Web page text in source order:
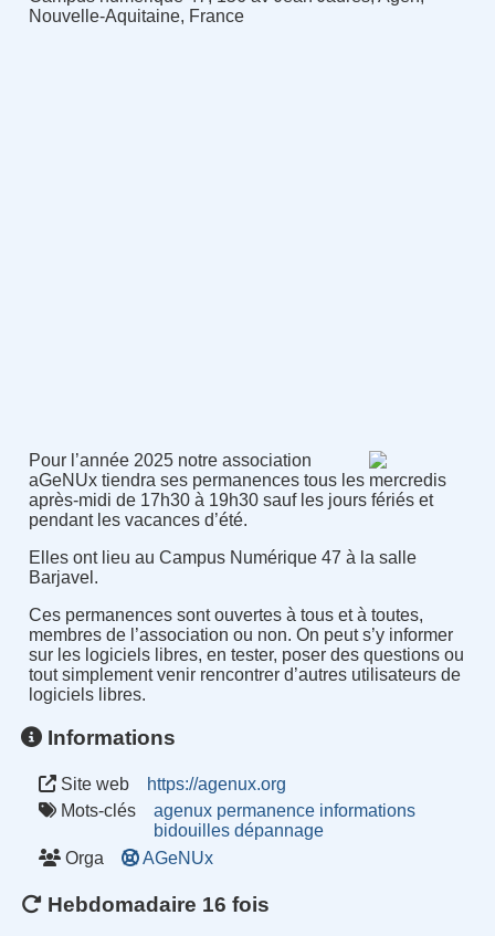
Nouvelle-Aquitaine, France
Pour l’année 2025 notre association
aGeNUx tiendra ses permanences tous les mercredis
après-midi de 17h30 à 19h30 sauf les jours fériés et
pendant les vacances d’été.
Elles ont lieu au Campus Numérique 47 à la salle
Barjavel.
Ces permanences sont ouvertes à tous et à toutes,
membres de l’association ou non. On peut s’y informer
sur les logiciels libres, en tester, poser des questions ou
tout simplement venir rencontrer d’autres utilisateurs de
logiciels libres.
Informations
Site web
https://agenux.org
Mots-clés
agenux permanence informations
bidouilles dépannage
Orga
AGeNUx
Hebdomadaire 16 fois